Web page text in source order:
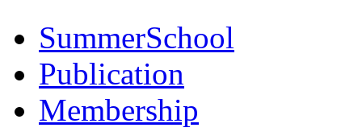
SummerSchool
Publication
Membership